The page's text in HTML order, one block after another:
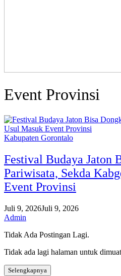
Event Provinsi
Kabupaten Gorontalo
Festival Budaya Jaton
Pariwisata, Sekda
Event Provinsi
Juli 9, 2026Juli 9, 2026
Admin
Tidak Ada Postingan Lagi.
Tidak ada lagi halaman untuk
Selengkapnya